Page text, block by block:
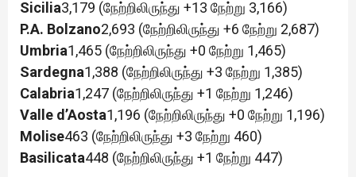
Sicilia3,179 (நேற்றிலிருந்து +13 நேற்று 3,166)
P.A. Bolzano2,693 (நேற்றிலிருந்து +6 நேற்று 2,687)
Umbria1,465 (நேற்றிலிருந்து +0 நேற்று 1,465)
Sardegna1,388 (நேற்றிலிருந்து +3 நேற்று 1,385)
Calabria1,247 (நேற்றிலிருந்து +1 நேற்று 1,246)
Valle d’Aosta1,196 (நேற்றிலிருந்து +0 நேற்று 1,196)
Molise463 (நேற்றிலிருந்து +3 நேற்று 460)
Basilicata448 (நேற்றிலிருந்து +1 நேற்று 447)